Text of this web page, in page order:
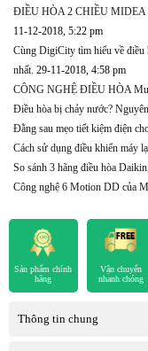
ĐIỀU HÒA 2 CHIỀU
11-12-2018, 5:22 pm
Cùng DigiCity tìm hiểu về điều
nhất. 29-11-2018, 4:58 pm
CÔNG NGHỆ ĐIỀU HÒA
Điều hòa bị chảy nước?
Đằng sau mẹo tiết kiệm điện
Cách sử dụng điều khiển máy
So sánh 3 hãng điều hòa
Công nghệ 6 Motion DD của
Sản phẩm chính
hãng
Vận chuyển
nhanh chóng
Thông tin chung